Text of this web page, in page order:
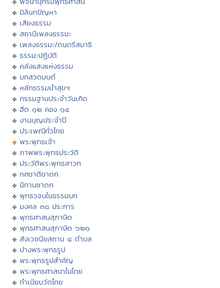
มิลินทปัญหา
เสียงธรรม
สถานีเพลงธรรมะ
เพลงธรรมะ/ดนตรีสมาธิ
ธรรมะปฏิบัติ
คลังแสงแห่งธรรม
บทสวดมนต์
หลักธรรมนำสุขฯ
กรรมฐานประจำวันเกิด
ฮีต ๑๒ คอง ๑๔
งานบุญประจำปี
ประเพณีทั่วไทย
พระพุทธเจ้า
ภาพพระพุทธประวัติ
ประวัติพระพุทธสาวก
ทศชาติชาดก
นิทานชาดก
พุทธวจนในธรรมบท
มงคล ๓๘ ประการ
พุทธศาสนสุภาษิต
พุทธศาสนสุภาษิต ๖๒๑
สังเวชนียสถาน ๔ ตำบล
ปางพระพุทธรูป
พระพุทธรูปสำคัญ
พระพุทธศาสนาในไทย
ทำเนียบวัดไทย